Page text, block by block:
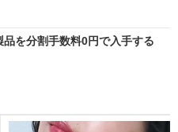
を分割手数料0円で入手する